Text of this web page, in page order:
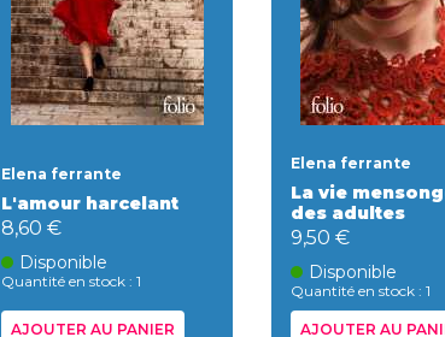
Elena ferrante
L'amour harcelant
8,60 €
Disponible
Quantité en stock : 1
AJOUTER AU PANIER
Elena ferrante
La vie
des adultes
9,50 €
Disponible
Quantité en stock : 1
AJOUTER AU